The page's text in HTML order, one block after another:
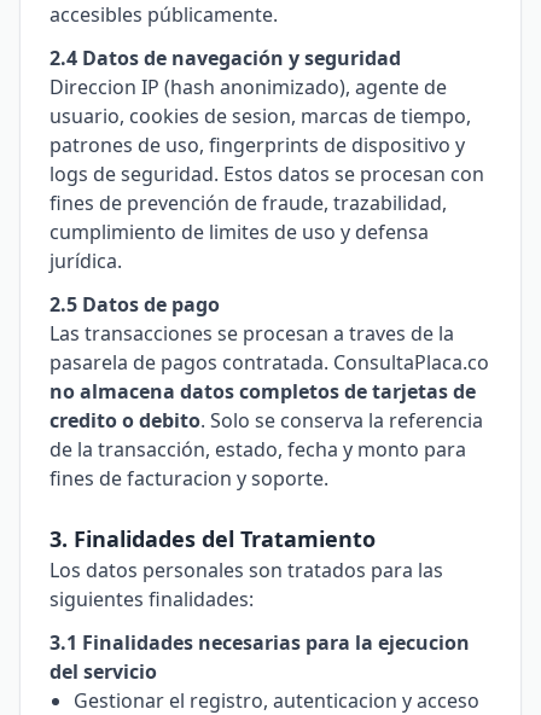
accesibles públicamente.
2.4 Datos de navegación y seguridad
Direccion IP (hash anonimizado), agente de
usuario, cookies de sesion, marcas de tiempo,
patrones de uso, fingerprints de dispositivo y
logs de seguridad. Estos datos se procesan con
fines de prevención de fraude, trazabilidad,
cumplimiento de limites de uso y defensa
jurídica.
2.5 Datos de pago
Las transacciones se procesan a traves de la
pasarela de pagos contratada. ConsultaPlaca.co
no almacena datos completos de tarjetas de
credito o debito. Solo se conserva la referencia
de la transacción, estado, fecha y monto para
fines de facturacion y soporte.
3. Finalidades del Tratamiento
Los datos personales son tratados para las
siguientes finalidades:
3.1 Finalidades necesarias para la ejecucion
del servicio
Gestionar el registro, autenticacion y acceso